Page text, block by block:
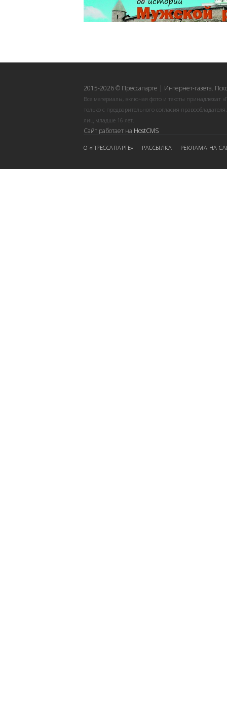
2015-2026 © Прессапарте | Интернет-газета.
Все материалы, включая фото и тексты принадлежат
только с предварительного согласия
лиц младше 16 лет.
Сайт работает на HostCMS
О «ПРЕССАПАРТЕ» РАССЫЛКА РЕКЛАМА НА